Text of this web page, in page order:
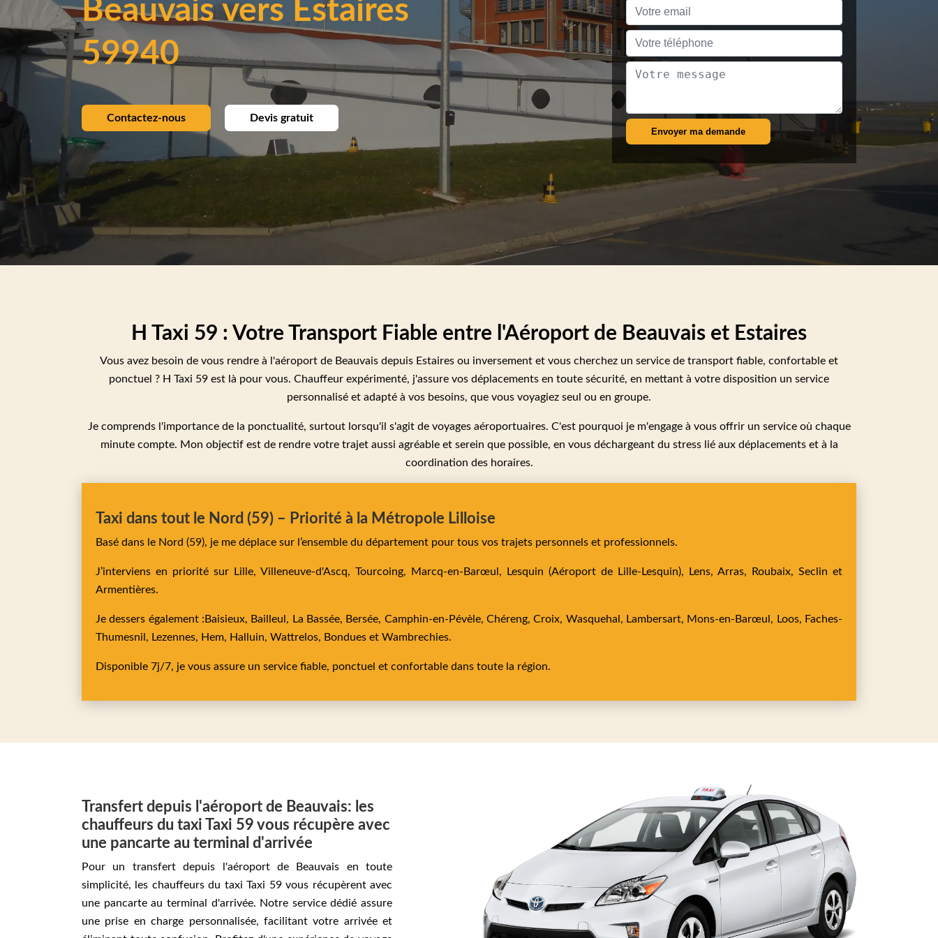
Beauvais vers Estaires
59940
Contactez-nous Devis gratuit
H Taxi 59 : Votre Transport Fiable entre l'Aéroport de Beauvais et Estaires
Vous avez besoin de vous rendre à l'aéroport de Beauvais depuis Estaires ou inversement et vous cherchez un service de transport fiable, confortable et
ponctuel ? H Taxi 59 est là pour vous. Chauffeur expérimenté, j'assure vos déplacements en toute sécurité, en mettant à votre disposition un service
personnalisé et adapté à vos besoins, que vous voyagiez seul ou en groupe.
Je comprends l'importance de la ponctualité, surtout lorsqu'il s'agit de voyages aéroportuaires. C'est pourquoi je m'engage à vous offrir un service où chaque
minute compte. Mon objectif est de rendre votre trajet aussi agréable et serein que possible, en vous déchargeant du stress lié aux déplacements et à la
coordination des horaires.
Taxi dans tout le Nord (59) – Priorité à la Métropole Lilloise
Basé dans le Nord (59), je me déplace sur l’ensemble du département pour tous vos trajets personnels et professionnels.
J’interviens en priorité sur Lille, Villeneuve-d'Ascq, Tourcoing, Marcq-en-Barœul, Lesquin (Aéroport de Lille-Lesquin), Lens, Arras, Roubaix, Seclin et
Armentières.
Je dessers également : Baisieux, Bailleul, La Bassée, Bersée, Camphin-en-Pévèle,Chéreng,Croix, Wasquehal, Lambersart, Mons-en-Barœul, Loos, Faches-
Thumesnil, Lezennes, Hem, Halluin, Wattrelos, Bondues et Wambrechies.
Disponible 7j/7, je vous assure un service fiable, ponctuel et confortable dans toute la région.
Transfert depuis l'aéroport de Beauvais: les
chauffeurs du taxi Taxi 59 vous récupère avec
une pancarte au terminal d'arrivée
Pour un transfert depuis l'aéroport de Beauvais en toute
simplicité, les chauffeurs du taxi Taxi 59 vous récupèrent avec
une pancarte au terminal d'arrivée. Notre service dédié assure
une prise en charge personnalisée, facilitant votre arrivée et